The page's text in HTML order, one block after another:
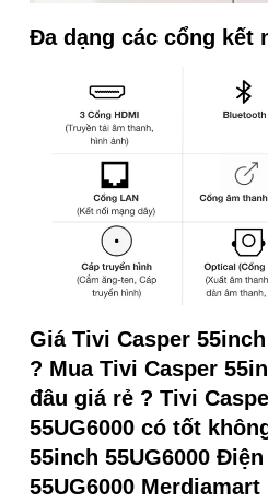
Đa dạng các cổng kết
Giá Tivi Casper
? Mua Tivi Casper
đâu giá rẻ ? Tivi
55UG6000 có tốt
55inch 55UG6000
55UG6000 Merdiamart